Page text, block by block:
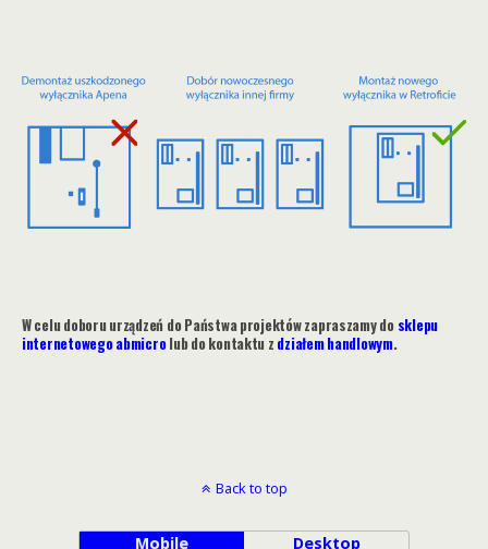
W celu doboru urządzeń do Państwa projektów zapraszamy do sklepu
internetowego abmicrolub do kontaktu z działem handlowym.
Back to top
Mobile Desktop